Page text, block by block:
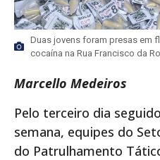
Duas jovens foram presas em
cocaína na Rua Francisco da
Marcello Medeiros
Pelo terceiro dia
semana, equipes do
do Patrulhamento